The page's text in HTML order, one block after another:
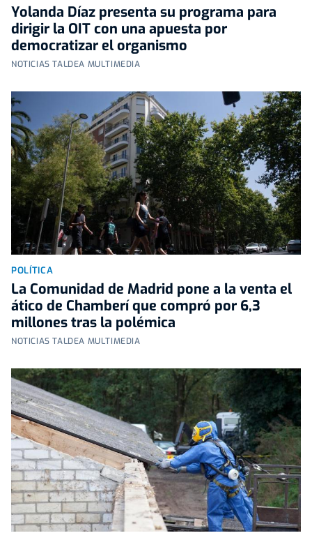
Yolanda Díaz presenta su programa para
dirigir la OIT con una apuesta por
democratizar el organismo
NOTICIAS TALDEA MULTIMEDIA
POLÍTICA
La Comunidad de Madrid pone a la venta el
ático de Chamberí que compró por 6,3
millones tras la polémica
NOTICIAS TALDEA MULTIMEDIA